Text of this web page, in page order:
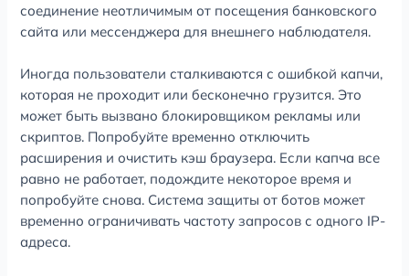
соединение неотличимым от посещения банковского
сайта или мессенджера для внешнего наблюдателя.
Иногда пользователи сталкиваются с ошибкой капчи,
которая не проходит или бесконечно грузится. Это
может быть вызвано блокировщиком рекламы или
скриптов. Попробуйте временно отключить
расширения и очистить кэш браузера. Если капча все
равно не работает, подождите некоторое время и
попробуйте снова. Система защиты от ботов может
временно ограничивать частоту запросов с одного IP-
адреса.